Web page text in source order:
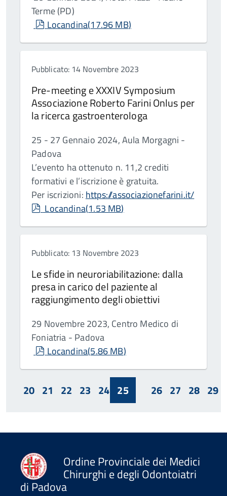
Terme (PD)
pdf
Locandina(17.96 MB)
Pubblicato: 14 Novembre 2023
Pre-meeting e XXXIV Symposium
Associazione Roberto Farini Onlus per
la ricerca gastroenterologa
25 - 27 Gennaio 2024, Aula Morgagni -
Padova
L’evento ha ottenuto n. 11,2 crediti
formativi e l’iscrizione è gratuita.
Per iscrizioni: https://associazionefarini.it/
pdf
Locandina(1.53 MB)
Pubblicato: 13 Novembre 2023
Le sfide in neuroriabilitazione: dalla
presa in carico del paziente al
raggiungimento degli obiettivi
29 Novembre 2023, Centro Medico di
Foniatria - Padova
pdf
Locandina(5.86 MB)
20 21 22 23 24 25 26 27 28 29
Ordine Provinciale dei Medici
Chirurghi e degli Odontoiatri
di Padova